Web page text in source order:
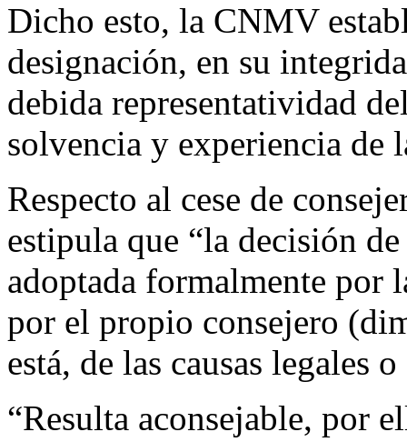
Dicho esto, la CNMV
designación, en su
debida representatividad
solvencia y experiencia de
Respecto al cese de
estipula que “la decisión
adoptada formalmente por
por el propio consejero
está, de las causas legales
“Resulta aconsejable, por